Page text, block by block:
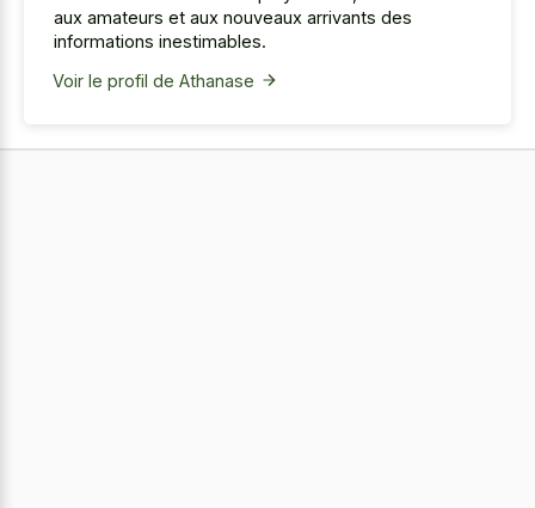
aux amateurs et aux nouveaux arrivants des
informations inestimables.
Voir le profil de Athanase